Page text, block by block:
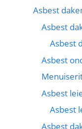
Asbest
Asbest
Asbest
Asbest
Asbest
Asbest
Asbest